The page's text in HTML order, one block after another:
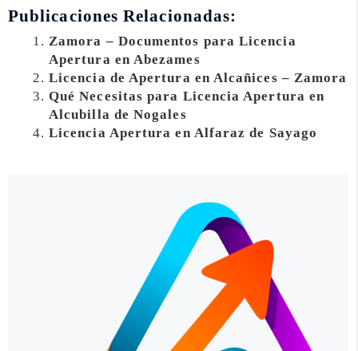
Publicaciones Relacionadas:
Zamora – Documentos para Licencia
Apertura en Abezames
Licencia de Apertura en Alcañices – Zamora
Qué Necesitas para Licencia Apertura en
Alcubilla de Nogales
Licencia Apertura en Alfaraz de Sayago